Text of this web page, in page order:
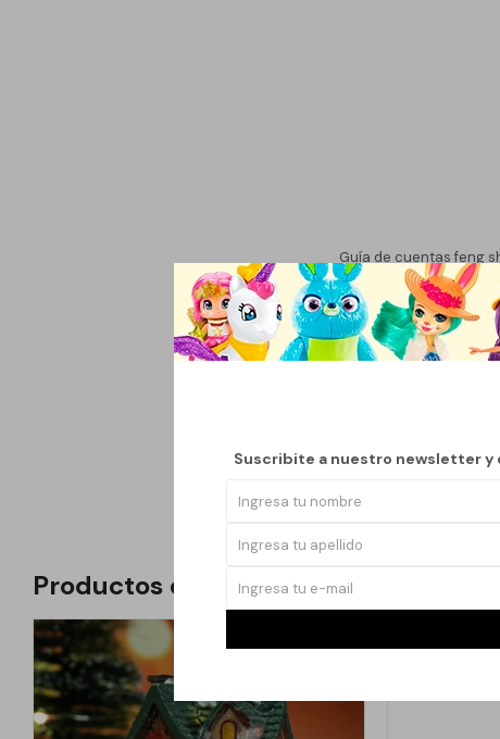
Suscribite a nuestro newsletter y
Guía de cuentas feng
los distintos elementos
vitalidad y armonía.
Se utiliza
Además de su
prácticas espirituales
Productos que te pueden interesar